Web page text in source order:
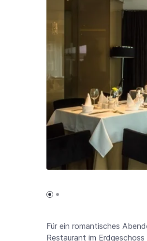
Für ein romantisches
Restaurant im